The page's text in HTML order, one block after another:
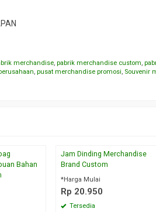
merchandise,pabrik merchandise custom,
,pusat merchandise promosi, Souvenir
Bahan
Jam Dinding Merchandise
Brand Custom
*Harga Mulai
Rp 20.950
Tersedia